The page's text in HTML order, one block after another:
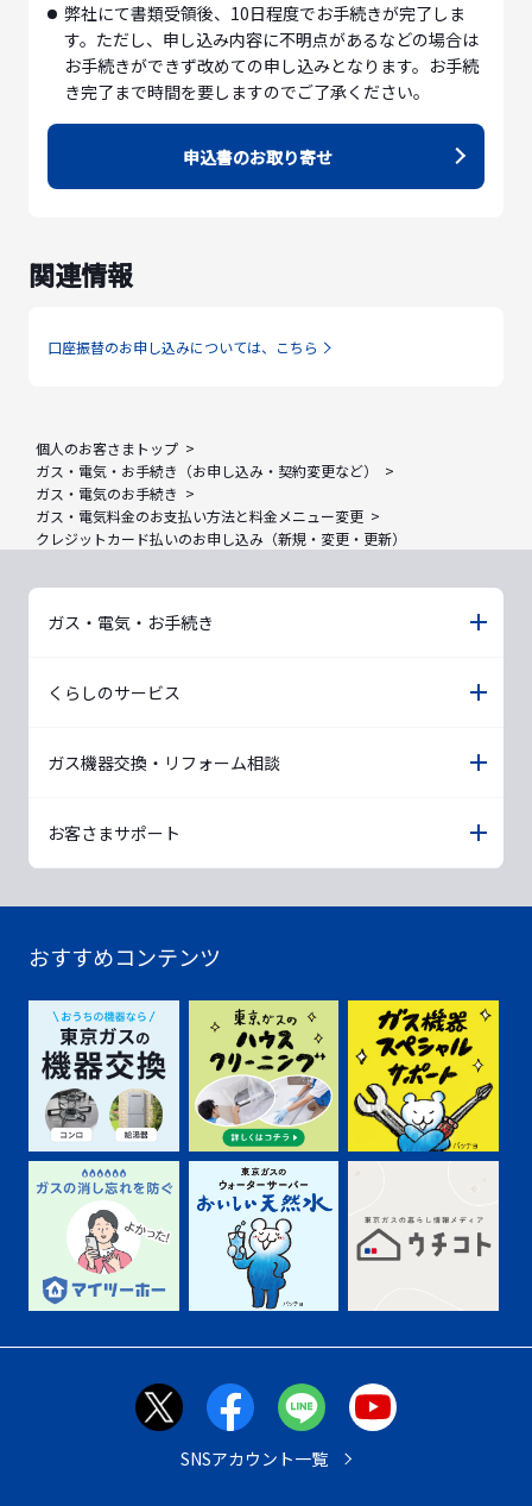
弊社にて書類受領後、10日程度でお手続きが完了しま
す。ただし、申し込み内容に不明点があるなどの場合は
お手続きができず改めての申し込みとなります。お手続
き完了まで時間を要しますのでご了承ください。
申込書のお取り寄せ
関連情報
口座振替のお申し込みについては、こちら
個人のお客さまトップ
ガス・電気・お手続き（お申し込み・契約変更など）
ガス・電気のお手続き
ガス・電気料金のお支払い方法と料金メニュー変更
クレジットカード払いのお申し込み（新規・変更・更新）
ガス・電気・お手続き
くらしのサービス
ガス機器交換・リフォーム相談
お客さまサポート
おすすめコンテンツ
SNSアカウント一覧